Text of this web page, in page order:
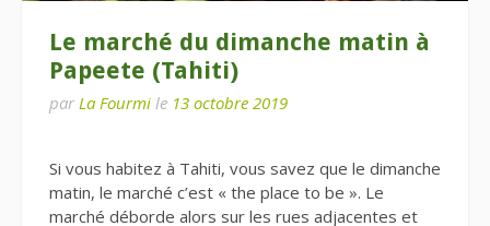
Le marché du dimanche matin à
Papeete (Tahiti)
par La Fourmi le 13 octobre 2019
Si vous habitez à Tahiti, vous savez que le dimanche
matin, le marché c’est « the place to be ». Le
marché déborde alors sur les rues adjacentes et